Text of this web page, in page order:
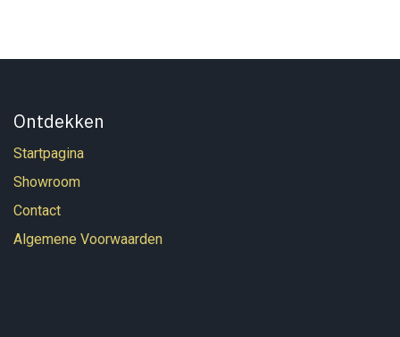
Ontdekken
Startpagina
Showroom
Contact
Algemene Voorwaarden